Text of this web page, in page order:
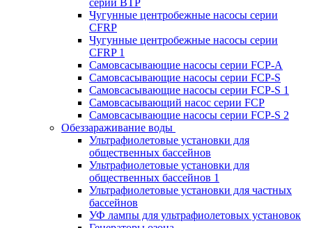
Чугунные центробежные насосы серии
CFRP
Чугунные центробежные насосы серии
CFRP 1
Самовсасывающие насосы серии FCP-A
Самовсасывающие насосы серии FCP-S
Самовсасывающие насосы серии FCP-S 1
Самовсасывающий насос серии FCP
Самовсасывающие насосы серии FCP-S 2
Обеззараживание воды
Ультрафиолетовые установки для
общественных бассейнов
Ультрафиолетовые установки для
общественных бассейнов 1
Ультрафиолетовые установки для частных
бассейнов
УФ лампы для ультрафиолетовых установок